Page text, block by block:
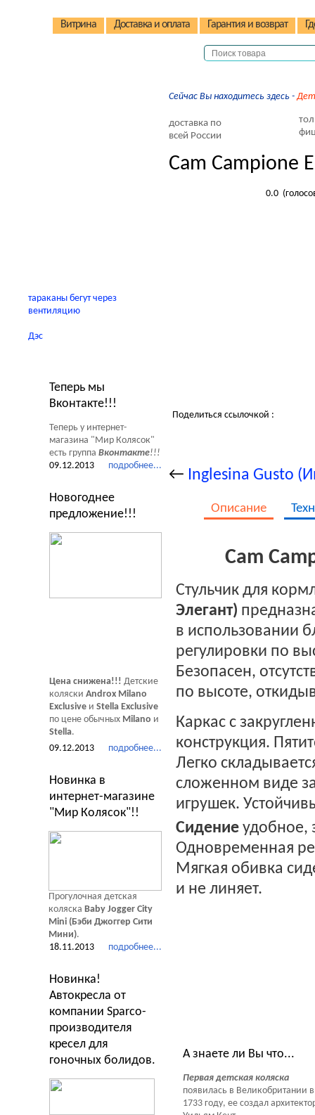
Витрина Доставка и оплата Гарантия и возврат
Сейчас Вы находитесь здесь -
доставка по
всей России
Cam Campione
0.0
Поделиться ссылочкой :
← Inglesina Gusto
Описание
Cam
Стульчик для
Элегант)
в использовании
регулировки по
Безопасен,
по высоте,
Каркас с
конструкция.
Легко
сложенном виде
игрушек.
Сидение удобное,
Одновременная
Мягкая обивка
и не линяет.
А знаете ли Вы что...
Первая детская коляска
появилась в Великобритании в
1733 году, ее создал
тараканы бегут через
вентиляцию
Дэс
Теперь мы
Вконтакте!!!
Теперь у интернет-
магазина "Мир Колясок"
есть группа Вконтакте!!!
подробнее...
09.12.2013
Новогоднее
предложение!!!
Цена снижена!!! Детские
коляски Androx Milano
Exclusive и Stella Exclusive
по цене обычных Milano и
Stella.
подробнее...
09.12.2013
Новинка в
интернет-магазине
"Мир Колясок"!!
Прогулочная детская
коляска Baby Jogger City
Mini (Бэби Джоггер Сити
Мини).
подробнее...
18.11.2013
Новинка!
Автокресла от
компании Sparco-
производителя
кресел для
гоночных болидов.